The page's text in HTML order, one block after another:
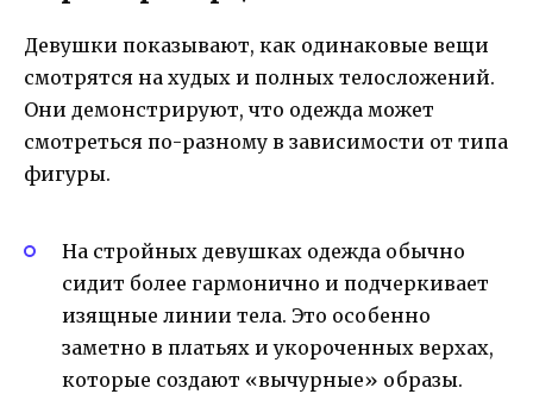
Девушки показывают, как одинаковые вещи
смотрятся на худых и полных телосложений.
Они демонстрируют, что одежда может
смотреться по-разному в зависимости от типа
фигуры.
На стройных девушках одежда обычно
сидит более гармонично и подчеркивает
изящные линии тела. Это особенно
заметно в платьях и укороченных верхах,
которые создают «вычурные» образы.